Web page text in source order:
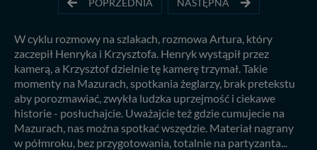
POPRZEDNIA NASTĘPNA
W cyklu rozmowy na szlakach, rozmowa Artura, który
zaczepił Henryka i Krzysztofa. Henryk wystąpił przez
kamerą, a Krzysztof dzielnie tę kamerę trzymał. Takie
momenty na Mazurach, spotkania żeglarzy, brak pretekstu
aby porozmawiać, zwykła ludzka uprzejmość i ciekawe
historie - posłuchajcie. Uważajcie też gdzie cumujecie na
Mazurach, nas można spotkać wszędzie. Materiał nagrany
w półmroku, bez przygotowania, totalnie na partyzanta...